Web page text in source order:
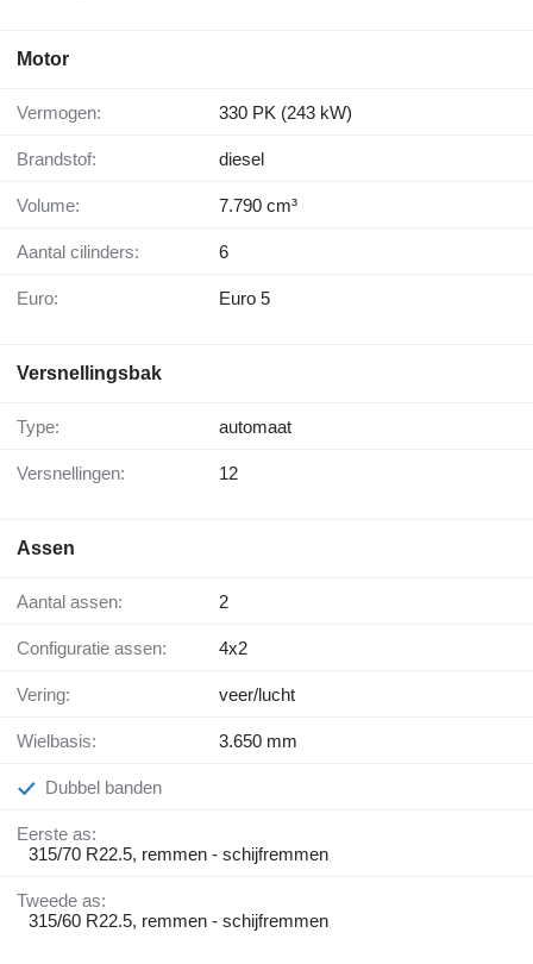
Motor
Vermogen: 330 PK (243 kW)
Brandstof: diesel
Volume: 7.790 cm³
Aantal cilinders: 6
Euro: Euro 5
Versnellingsbak
Type: automaat
Versnellingen: 12
Assen
Aantal assen: 2
Configuratie assen: 4x2
Vering: veer/lucht
Wielbasis: 3.650 mm
Dubbel banden
Eerste as:
315/70 R22.5, remmen - schijfremmen
Tweede as:
315/60 R22.5, remmen - schijfremmen